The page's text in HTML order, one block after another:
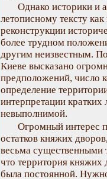
Однако историки и
летописному тексту
реконструкции
более трудном
другим неизвестным.
Киеве высказано
предположений, число
определение
интерпретации кратких
невыполнимой.
Огромный интерес
остатков княжих
весьма существенными
что территория
была постоянной.